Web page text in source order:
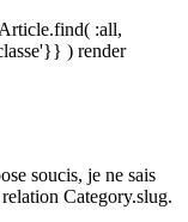
:all,
) render
soucis, je ne sais
Category.slug.